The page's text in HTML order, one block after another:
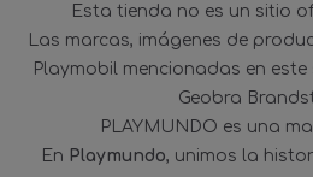
Esta tienda no es un sitio
Las marcas, imágenes de
Playmobil mencionadas en
Geobra
PLAYMUNDO es una
En Playmundo, unimos la